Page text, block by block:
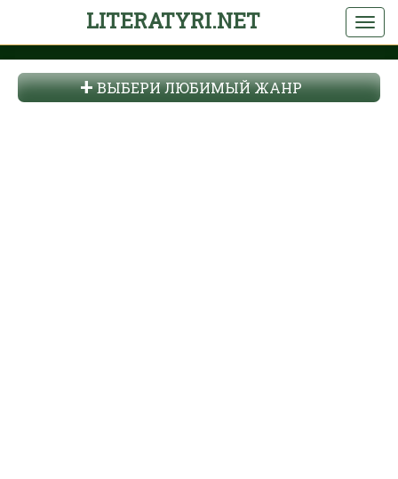
LITERATYRI.NET
ВЫБЕРИ ЛЮБИМЫЙ ЖАНР